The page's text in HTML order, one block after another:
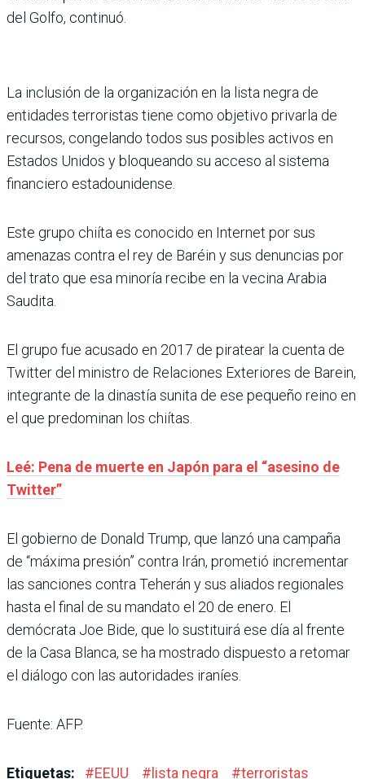
del Golfo, continuó.
La inclusión de la organización en la lista negra de
entidades terroristas tiene como objetivo privarla de
recursos, congelando todos sus posibles activos en
Estados Unidos y bloqueando su acceso al sistema
financiero estadounidense.
Este grupo chiíta es conocido en Internet por sus
amenazas contra el rey de Baréin y sus denuncias por
del trato que esa minoría recibe en la vecina Arabia
Saudita.
El grupo fue acusado en 2017 de piratear la cuenta de
Twitter del ministro de Relaciones Exteriores de Barein,
integrante de la dinastía sunita de ese pequeño reino en
el que predominan los chiítas.
Leé: Pena de muerte en Japón para el “asesino de
Twitter”
El gobierno de Donald Trump, que lanzó una campaña
de “máxima presión” contra Irán, prometió incrementar
las sanciones contra Teherán y sus aliados regionales
hasta el final de su mandato el 20 de enero. El
demócrata Joe Bide, que lo sustituirá ese día al frente
de la Casa Blanca, se ha mostrado dispuesto a retomar
el diálogo con las autoridades iraníes.
Fuente: AFP.
Etiquetas: #EEUU # lista negra #terroristas